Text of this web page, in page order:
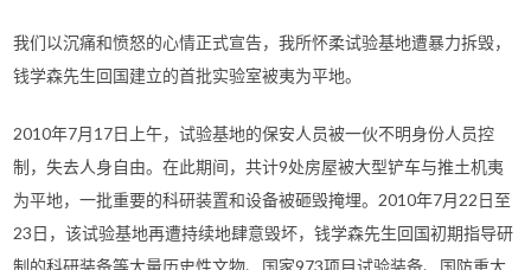
我们以沉痛和愤怒的心情正式宣告，我所怀柔试验基地遭暴力拆毁，
钱学森先生回国建立的首批实验室被夷为平地。
2010年7月17日上午，试验基地的保安人员被一伙不明身份人员控
制，失去人身自由。在此期间，共计9处房屋被大型铲车与推土机夷
为平地，一批重要的科研装置和设备被砸毁掩埋。2010年7月22日至
23日，该试验基地再遭持续地肆意毁坏，钱学森先生回国初期指导研